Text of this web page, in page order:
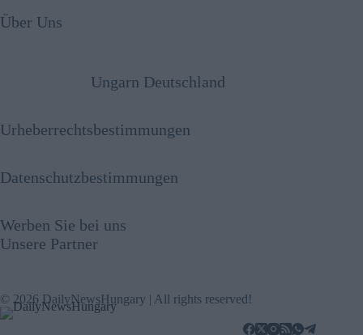
Über Uns
Ungarn Deutschland
Urheberrechtsbestimmungen
Datenschutzbestimmungen
Werben Sie bei uns
Unsere Partner
© 2026 DailyNewsHungary | All rights reserved!